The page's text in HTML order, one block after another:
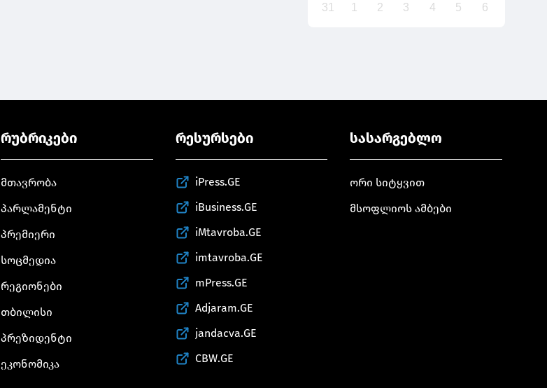
31 1 2 3 4 5 6
რუბრიკები
მთავრობა
პარლამენტი
პრემიერი
სოცმედია
რეგიონები
თბილისი
პრეზიდენტი
ეკონომიკა
რესურსები
iPress.GE
iBusiness.GE
iMtavroba.GE
imtavroba.GE
mPress.GE
Adjaram.GE
jandacva.GE
CBW.GE
სასარგებლო
ორი სიტყვით
მსოფლიოს ამბები